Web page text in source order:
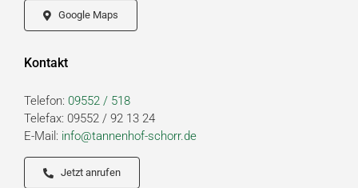
Google Maps
Kontakt
Telefon: 09552 / 518
Telefax: 09552 / 92 13 24
E-Mail: info@tannenhof-schorr.de
Jetzt anrufen